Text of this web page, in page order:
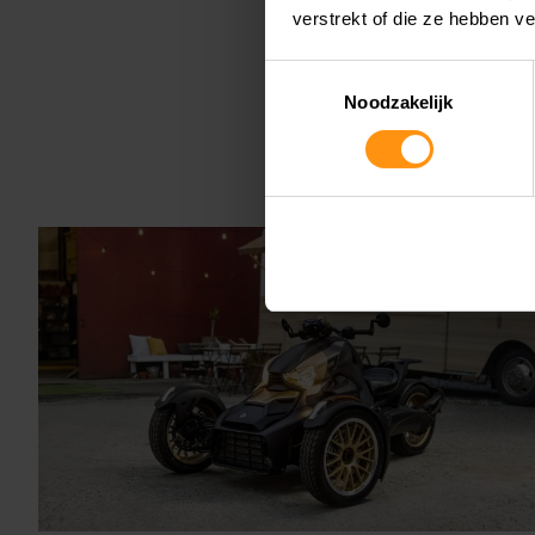
verstrekt of die ze hebben
Noodzakelijk